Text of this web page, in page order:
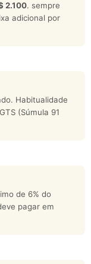
2.100. sempre
adicional por
Habitualidade
(Súmula 91
de 6% do
pagar em